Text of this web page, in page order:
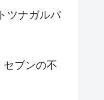
ツナガルパ
セブンの不